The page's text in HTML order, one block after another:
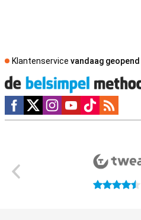
Klantenservice vandaag geopend
Social media
4.5 sterren